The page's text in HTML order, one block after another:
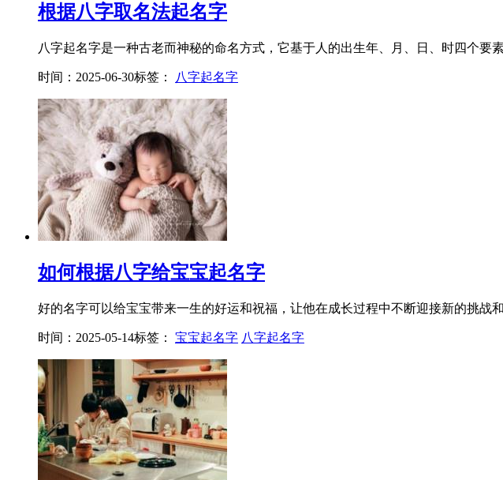
根据八字取名法起名字
八字起名字是一种古老而神秘的命名方式，它基于人的出生年、月、日、时四个
时间：2025-06-30标签： 八字起名字
如何根据八字给宝宝起名字
好的名字可以给宝宝带来一生的好运和祝福，让他在成长过程中不断迎接新的挑
时间：2025-05-14标签： 宝宝起名字 八字起名字